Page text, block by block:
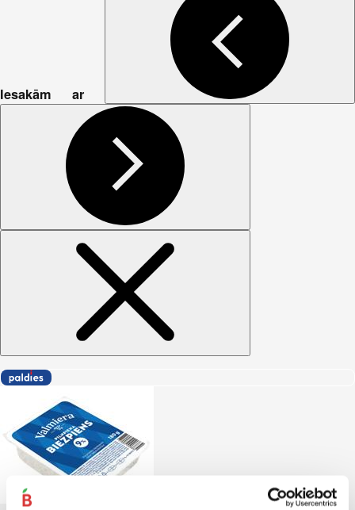
Iesakām ar
Biezpiens 9% VALMIERA 180g